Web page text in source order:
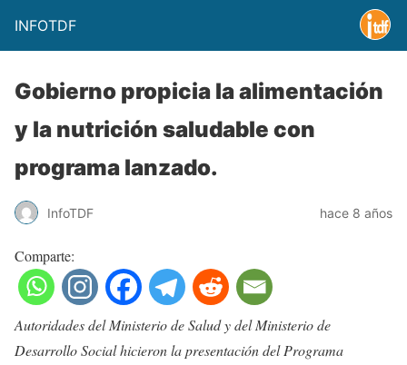
INFOTDF
Gobierno propicia la alimentación
y la nutrición saludable con
programa lanzado.
InfoTDF hace 8 años
Comparte:
Autoridades del Ministerio de Salud y del Ministerio de
Desarrollo Social hicieron la presentación del Programa